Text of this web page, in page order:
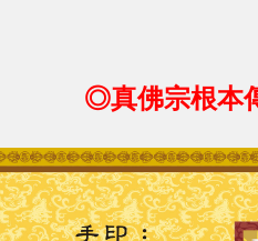
◎真佛宗根本